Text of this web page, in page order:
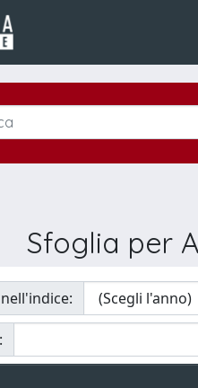
Sfoglia per